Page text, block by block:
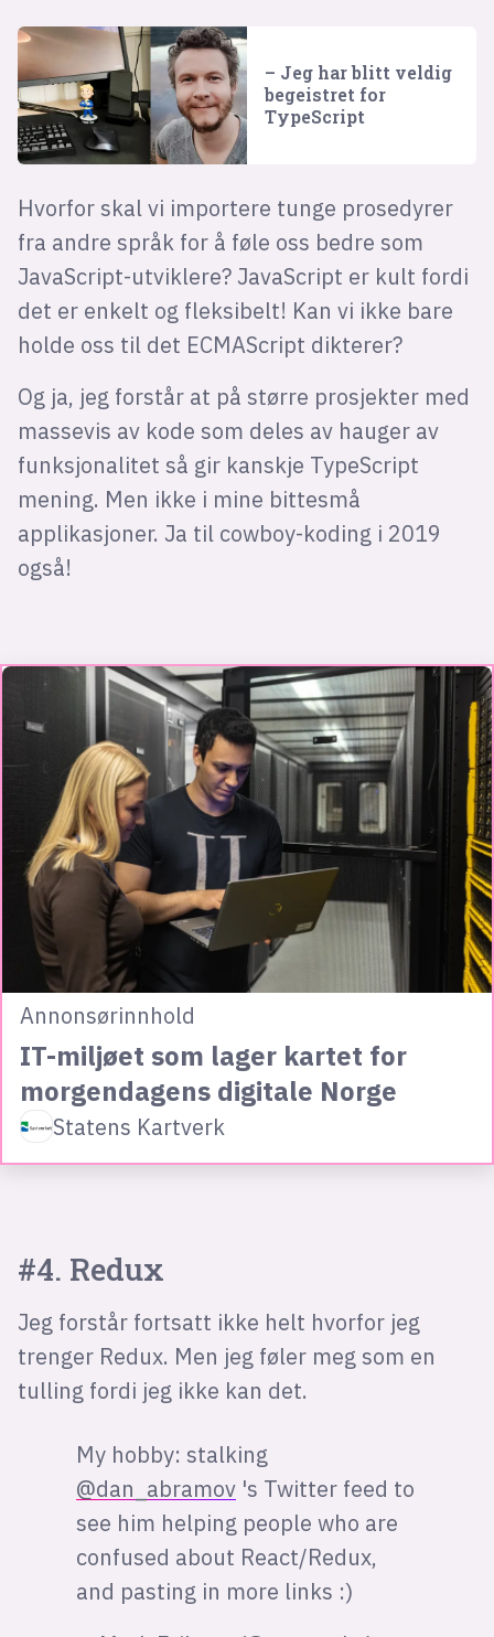
– Jeg har blitt veldig
begeistret for
TypeScript
Hvorfor skal vi importere tunge prosedyrer
fra andre språk for å føle oss bedre som
JavaScript-utviklere? JavaScript er kult fordi
det er enkelt og fleksibelt! Kan vi ikke bare
holde oss til det ECMAScript dikterer?
Og ja, jeg forstår at på større prosjekter med
massevis av kode som deles av hauger av
funksjonalitet så gir kanskje TypeScript
mening. Men ikke i mine bittesmå
applikasjoner. Ja til cowboy-koding i 2019
også!
Annonsørinnhold
IT-miljøet som lager kartet for
morgendagens digitale Norge
Statens Kartverk
#4. Redux
Jeg forstår fortsatt ikke helt hvorfor jeg
trenger Redux. Men jeg føler meg som en
tulling fordi jeg ikke kan det.
My hobby: stalking
@dan_abramov 's Twitter feed to
see him helping people who are
confused about React/Redux,
and pasting in more links :)